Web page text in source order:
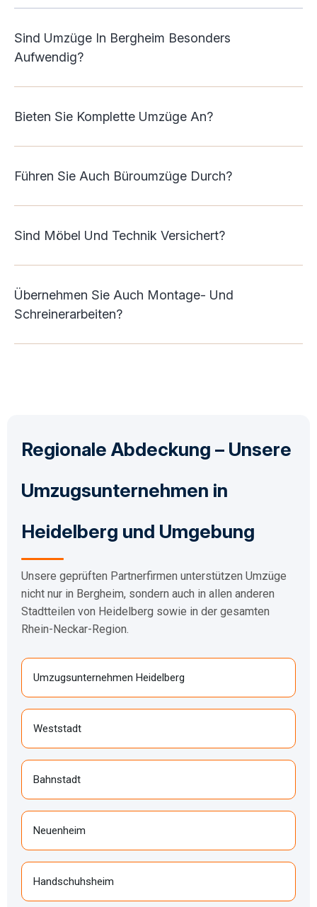
Sind Umzüge In Bergheim Besonders
Aufwendig?
Bieten Sie Komplette Umzüge An?
Führen Sie Auch Büroumzüge Durch?
Sind Möbel Und Technik Versichert?
Übernehmen Sie Auch Montage- Und
Schreinerarbeiten?
Regionale Abdeckung – Unsere
Umzugsunternehmen in
Heidelberg und Umgebung
Unsere geprüften Partnerfirmen unterstützen Umzüge
nicht nur in Bergheim, sondern auch in allen anderen
Stadtteilen von Heidelberg sowie in der gesamten
Rhein-Neckar-Region.
Umzugsunternehmen Heidelberg
Weststadt
Bahnstadt
Neuenheim
Handschuhsheim